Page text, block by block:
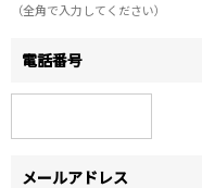
（全角で入力してください）
電話番号
メールアドレス